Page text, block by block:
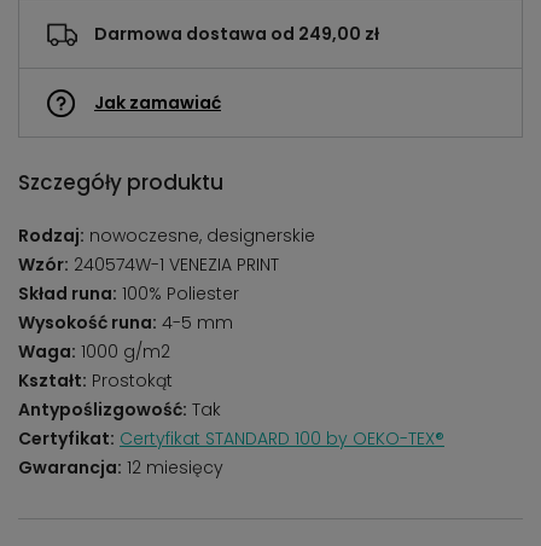
Darmowa dostawa od 249,00 zł
Jak zamawiać
Szczegóły produktu
Rodzaj: nowoczesne, designerskie
Wzór: 240574W-1 VENEZIA PRINT
Skład runa: 100% Poliester
Wysokość runa: 4-5 mm
Waga: 1000 g/m2
Kształt: Prostokąt
Antypoślizgowość: Tak
Certyfikat: Certyfikat STANDARD 100 by OEKO-TEX®
Gwarancja: 12 miesięcy